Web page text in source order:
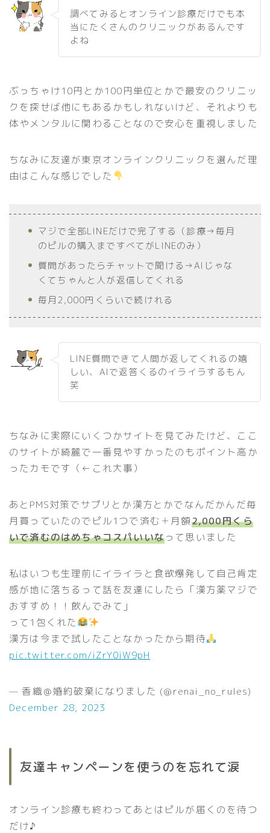
調べてみるとオンライン診療だけでも本
当にたくさんのクリニックがあるんです
よね
ぶっちゃけ10円とか100円単位とかで最安のクリニッ
クを探せば他にもあるかもしれないけど、それよりも
体やメンタルに関わることなので安心を重視しました
ちなみに友達が東京オンラインクリニックを選んだ理
由はこんな感じでした
マジで全部LINEだけで完了する（診療→毎月
のピルの購入まですべてがLINEのみ）
質問があったらチャットで聞ける→AIじゃな
くてちゃんと人が返信してくれる
毎月2,000円くらいで続けれる
LINE質問できて人間が返してくれるの嬉
しい、AIで返答くるのイライラするもん
笑
ちなみに実際にいくつかサイトを見てみたけど、ここ
のサイトが綺麗で一番見やすかったのもポイント高か
ったカモです（←これ大事）
あとPMS対策でサプリとか漢方とかでなんだかんだ毎
月買っていたのでピル1つで済む＋月額2,000円くら
いで済むのはめちゃコスパいいなって思いました
私はいつも生理前にイライラと食欲爆発して自己肯定
感が地に落ちるって話を友達にしたら「漢方薬マジで
おすすめ！！飲んでみて」
って1包くれた
漢方は今まで試したことなかったから期待
pic.twitter.com/iZrY0iW9pH
— 香織＠婚約破棄になりました (@renai_no_rules)
December 28, 2023
友達キャンペーンを使うのを忘れて涙
オンライン診療も終わってあとはピルが届くのを待つ
だけ♪